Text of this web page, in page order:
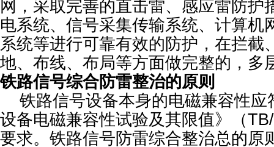
网，采取完善的直击雷、感应雷防护
电系统、信号采集传输系统、计算机
系统等进行可靠有效的防护，在拦截
地、布线、布局等方面做完整的，多
铁路信号综合防雷整治的原则
铁路信号设备本身的电磁兼容性应
设备电磁兼容性试验及其限值》（
要求。铁路信号防雷综合整治总的原